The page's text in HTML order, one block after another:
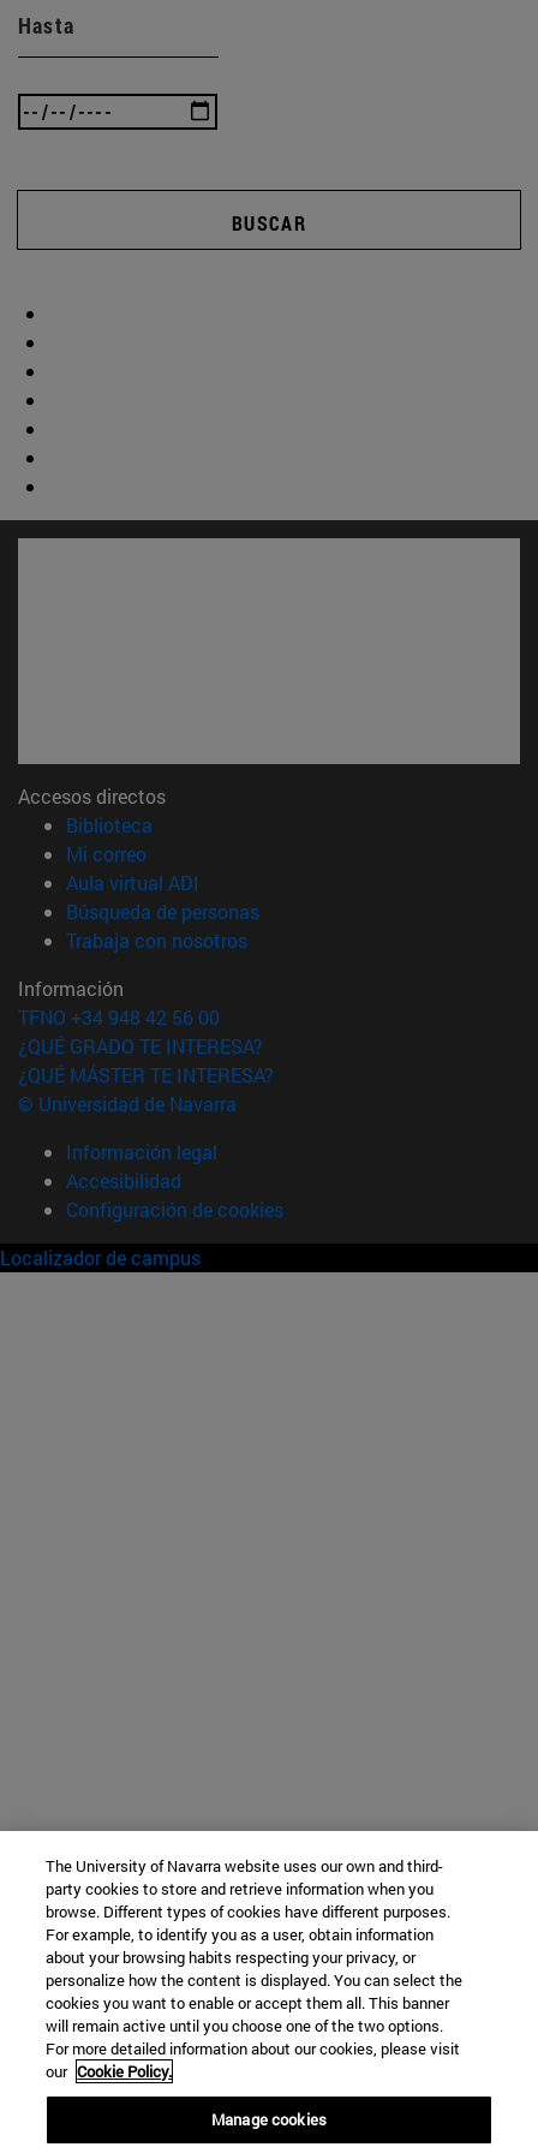
Hasta
BUSCAR
Accesos directos
Biblioteca
Mi correo(abre en nueva ventana)
Aula virtual ADI
Búsqueda de personas(abre en nueva ventana)
Trabaja con nosotros(abre en nueva ventana)
Información
TFNO +34 948 42 56 00
¿QUÉ GRADO TE INTERESA?
¿QUÉ MÁSTER TE INTERESA?
© Universidad de Navarra
Información legal
Accesibilidad
Configuración de cookies
Localizador de campus
The University of Navarra website uses our own and third-
party cookies to store and retrieve information when you
browse. Different types of cookies have different purposes.
For example, to identify you as a user, obtain information
about your browsing habits respecting your privacy, or
personalize how the content is displayed. You can select the
cookies you want to enable or accept them all. This banner
will remain active until you choose one of the two options.
For more detailed information about our cookies, please visit
our Cookie Policy.
Manage cookies